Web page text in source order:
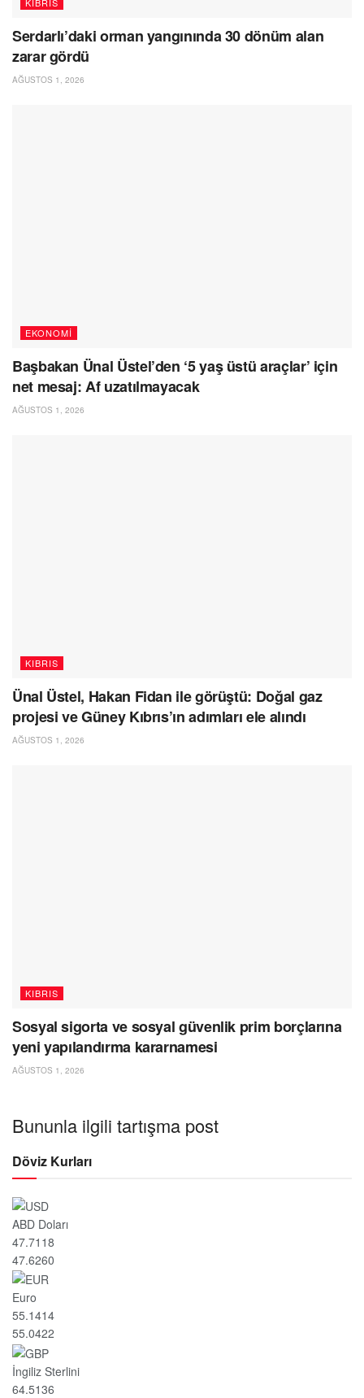
KIBRIS
Serdarlı’daki orman yangınında 30 dönüm alan
zarar gördü
AĞUSTOS 1, 2026
EKONOMI
Başbakan Ünal Üstel’den ‘5 yaş üstü araçlar’ için
net mesaj: Af uzatılmayacak
AĞUSTOS 1, 2026
KIBRIS
Ünal Üstel, Hakan Fidan ile görüştü: Doğal gaz
projesi ve Güney Kıbrıs’ın adımları ele alındı
AĞUSTOS 1, 2026
KIBRIS
Sosyal sigorta ve sosyal güvenlik prim borçlarına
yeni yapılandırma kararnamesi
AĞUSTOS 1, 2026
Bununla ilgili tartışma post
Döviz Kurları
ABD Doları
47.7118
47.6260
Euro
55.1414
55.0422
İngiliz Sterlini
64.5136